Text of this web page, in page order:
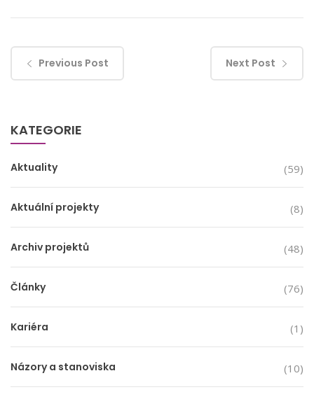
Previous Post Next Post
KATEGORIE
Aktuality (59)
Aktuální projekty (8)
Archiv projektů (48)
Články (76)
Kariéra (1)
Názory a stanoviska (10)